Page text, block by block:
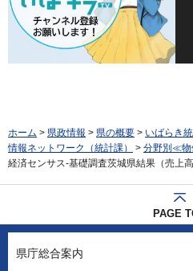
ホーム > 県政情報 > 県の概要 > いばらき
情報ネットワーク（統計課）
> 分野別≪物
経済センサス-基礎調査茨城県結果（売上高
PAGE
県庁総合案内